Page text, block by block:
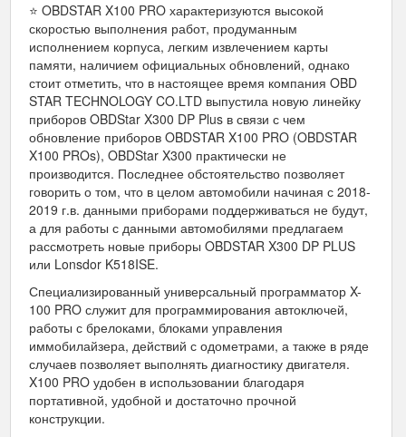
⭐ OBDSTAR X100 PRO характеризуются высокой
скоростью выполнения работ, продуманным
исполнением корпуса, легким извлечением карты
памяти, наличием официальных обновлений, однако
стоит отметить, что в настоящее время компания OBD
STAR TECHNOLOGY CO.LTD выпустила новую линейку
приборов OBDStar X300 DP Plus в связи с чем
обновление приборов OBDSTAR X100 PRO (OBDSTAR
X100 PROs), OBDStar X300 практически не
производится. Последнее обстоятельство позволяет
говорить о том, что в целом автомобили начиная с 2018-
2019 г.в. данными приборами поддерживаться не будут,
а для работы с данными автомобилями предлагаем
рассмотреть новые приборы OBDSTAR X300 DP PLUS
или Lonsdor K518ISE.
Специализированный универсальный программатор X-
100 PRO служит для программирования автоключей,
работы с брелоками, блоками управления
иммобилайзера, действий с одометрами, а также в ряде
случаев позволяет выполнять диагностику двигателя.
X100 PRO удобен в использовании благодаря
портативной, удобной и достаточно прочной
конструкции.